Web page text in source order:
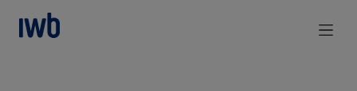
zum Main Content